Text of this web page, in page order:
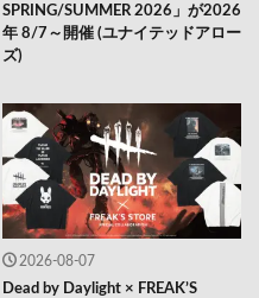
SPRING/SUMMER 2026」が2026
年 8/7～開催 (ユナイテッドアロー
ズ)
2026-08-07
Dead by Daylight × FREAK’S